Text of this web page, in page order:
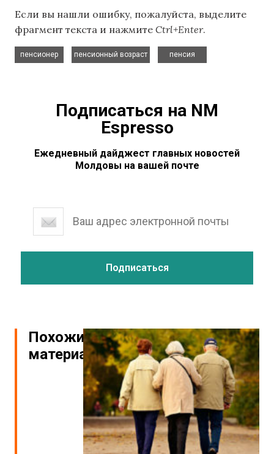
Если вы нашли ошибку, пожалуйста, выделите
фрагмент текста и нажмите Ctrl+Enter.
пенсионер
пенсионный возраст
пенсия
Подписаться на NM
Espresso
Ежедневный дайджест главных новостей
Молдовы на вашей почте
Похожие
материалы